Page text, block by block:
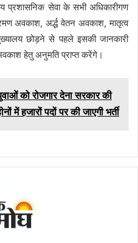
प्रशासनिक सेवा के सभी अधिकारीगण
अवकाश, अर्द्ध वेतन अवकाश, मातृत्व
छोड़ने से पहले इसकी जानकारी
हेतु अनुमति प्राप्त करेंगे।
को रोजगार देना सरकार की
में हजारों पदों पर की जाएगी भर्ती